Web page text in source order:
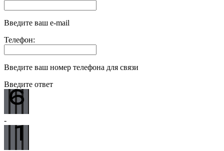
Введите ваш e-mail
Телефон:
Введите ваш номер телефона для связи
Введите ответ
-